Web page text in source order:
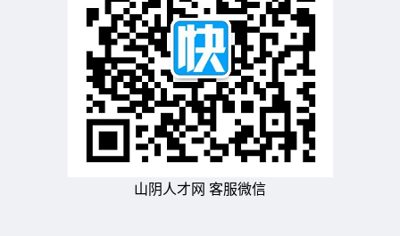
山阴人才网 客服微信